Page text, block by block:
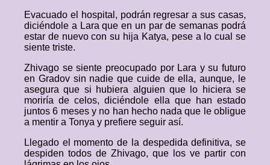
Evacuado el hospital, podrán regresar a sus casas,
diciéndole a Lara que en un par de semanas podrá
estar de nuevo con su hija Katya, pese a lo cual se
siente triste.
Zhivago se siente preocupado por Lara y su futuro
en Gradov sin nadie que cuide de ella, aunque, le
asegura que si hubiera alguien que lo hiciera se
moriría de celos, diciéndole ella que han estado
juntos 6 meses y no han hecho nada que le obligue
a mentir a Tonya y prefiere seguir así.
Llegado el momento de la despedida definitiva, se
despiden todos de Zhivago, que los ve partir con